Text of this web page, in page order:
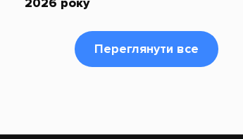
2026 року
Переглянути все